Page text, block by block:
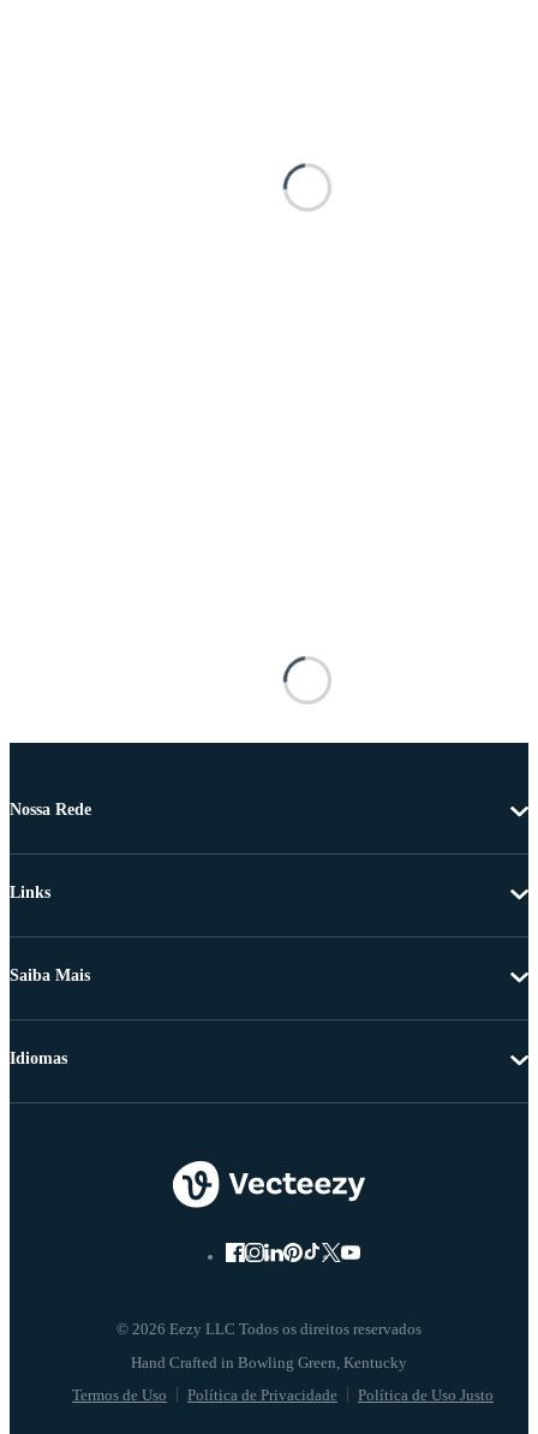
Nossa Rede
Links
Saiba Mais
© 2026 Eezy LLC Todos os direitos reservados
Termos de Uso Política de Privacidade Política de Uso Justo
Idiomas